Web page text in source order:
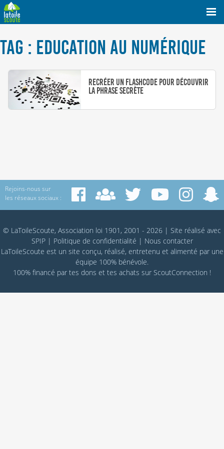
TAG : EDUCATION AU NUMÉRIQUE
Recréer un flashcode pour découvrir
la phrase secrète
Rejoins-nous sur
les réseaux sociaux :
© LaToileScoute, Association loi 1901, 2001 - 2026 | Site réalisé avec
SPIP| Politique de confidentialité | Nous contacter
LaToileScoute est un site conçu, réalisé, entretenu et alimenté par une
équipe 100% bénévole.
100% financé par tes dons et tes achats sur ScoutConnection !